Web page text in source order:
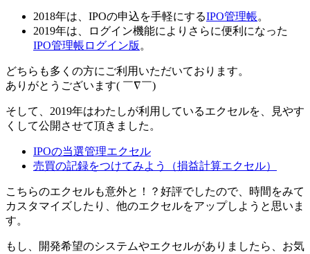
2018年は、IPOの申込を手軽にするIPO管理帳。
2019年は、ログイン機能によりさらに便利になった
IPO管理帳ログイン版。
どちらも多くの方にご利用いただいております。
ありがとうございます( ￣∇￣)
そして、2019年はわたしが利用しているエクセルを、見やす
くして公開させて頂きました。
IPOの当選管理エクセル
売買の記録をつけてみよう（損益計算エクセル）
こちらのエクセルも意外と！？好評でしたので、時間をみて
カスタマイズしたり、他のエクセルをアップしようと思いま
す。
もし、開発希望のシステムやエクセルがありましたら、お気